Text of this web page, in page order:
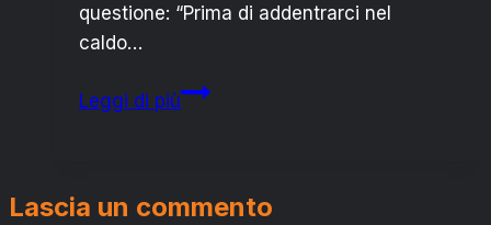
questione: “Prima di addentrarci nel
caldo…
Leggi di piùIL
DI
Lascia un commento